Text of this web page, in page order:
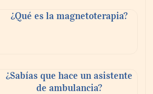
talento mexicano y
médico
¿Qué es la magnetoterapia?
¿Sabías que hace un asistente
de ambulancia?